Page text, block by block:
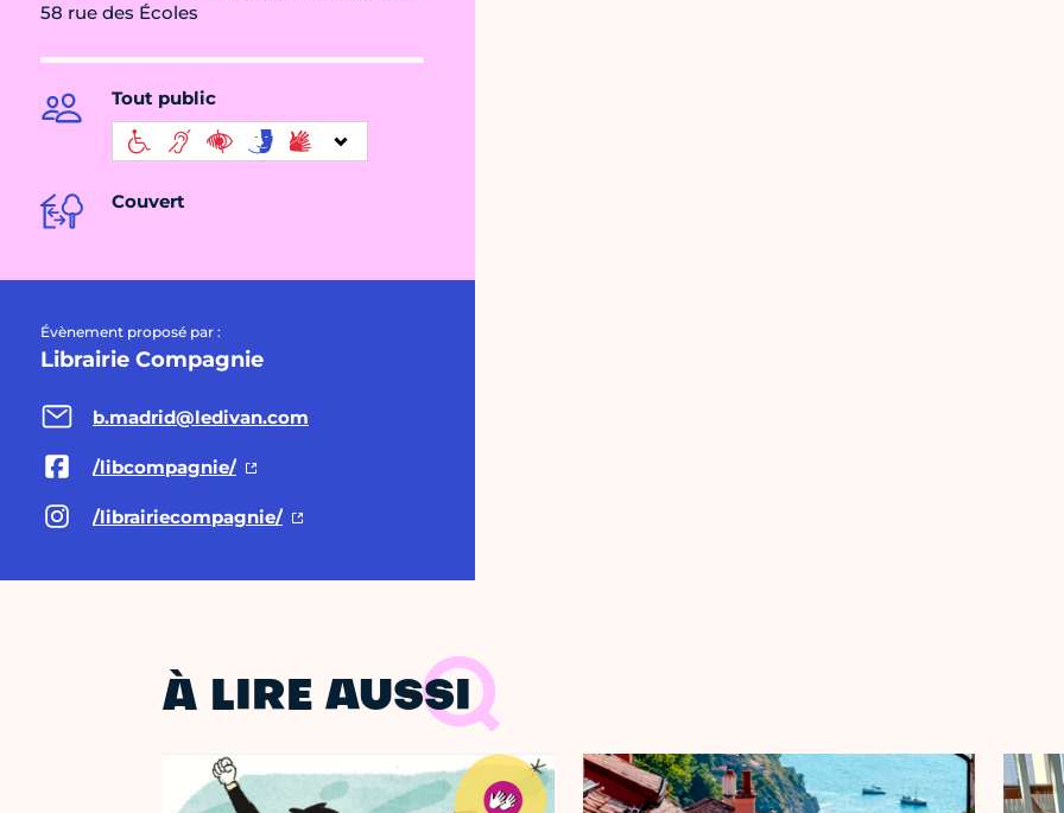
58 rue des Écoles
Tout public
Couvert
Évènement proposé par :
Librairie Compagnie
b.madrid@ledivan.com
/libcompagnie/
/librairiecompagnie/
À LIRE AUSSI